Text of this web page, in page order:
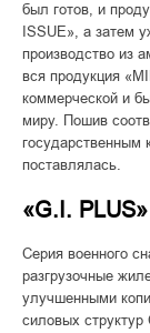
был готов, и
ISSUE», а затем
производство из
вся продукция
коммерческой и
миру. Пошив
государственным
поставлялась.
«G.I. PLUS»
Серия военного
разгрузочные
улучшенными
силовых